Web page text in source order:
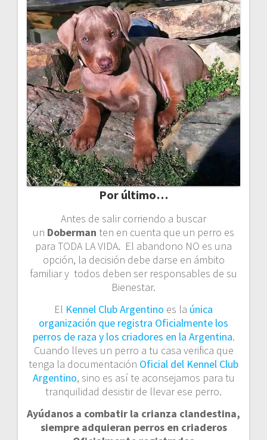
Por último…
Antes de salir corriendo a buscar
un Doberman ten en cuenta que un perro es
para TODA LA VIDA. El abandono NO es una
opción, la decisión debe darse en ámbito
familiar y todos deben ser responsables de su
Bienestar.
El Kennel Club Argentino es la única
organización que registra Oficialmente los
perros de raza y los criadores en la Argentina.
Cuando lleves un perro a tu casa verifica que
tenga la documentación Oficial del Kennel Club
Argentino, sino es así te aconsejamos para tu
tranquilidad desistir de llevar ese perro.
Ayúdanos a combatir la crianza clandestina,
siempre adquieran perros en criaderos